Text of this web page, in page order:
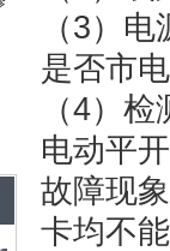
（3）
是否市
（4）
电动平
故障现
卡均不